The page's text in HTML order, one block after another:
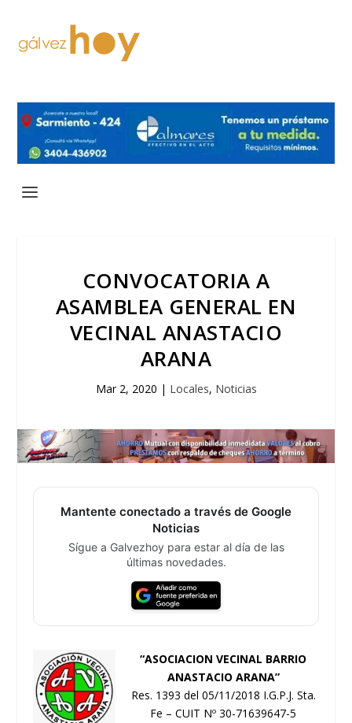
CONVOCATORIA A
ASAMBLEA GENERAL EN
VECINAL ANASTACIO
ARANA
Mar 2, 2020 | Locales, Noticias
Mantente conectado a través de Google
Noticias
Sígue a Galvezhoy para estar al día de las
últimas novedades.
“ASOCIACION VECINAL BARRIO
ANASTACIO ARANA”
Res. 1393 del 05/11/2018 I.G.P.J. Sta.
Fe – CUIT Nº 30-71639647-5